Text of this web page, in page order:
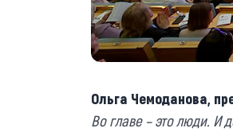
Ольга Чемоданова,
Во главе – это люди. И